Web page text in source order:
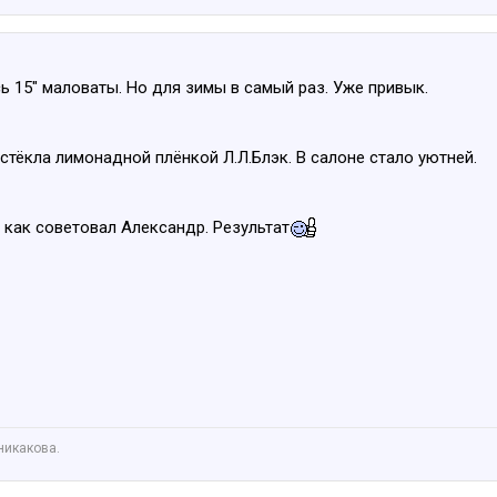
15" маловаты. Но для зимы в самый раз. Уже привык.
лимонадной плёнкой Л.Л.Блэк. В салоне стало уютней.
советовал Александр. Результат